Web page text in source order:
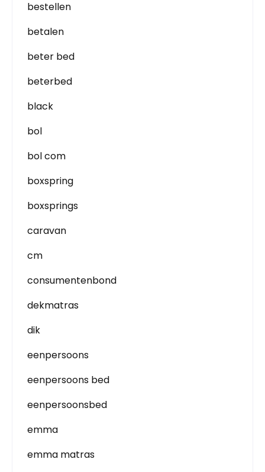
bestellen
betalen
beter bed
beterbed
black
bol
bol com
boxspring
boxsprings
caravan
cm
consumentenbond
dekmatras
dik
eenpersoons
eenpersoons bed
eenpersoonsbed
emma
emma matras